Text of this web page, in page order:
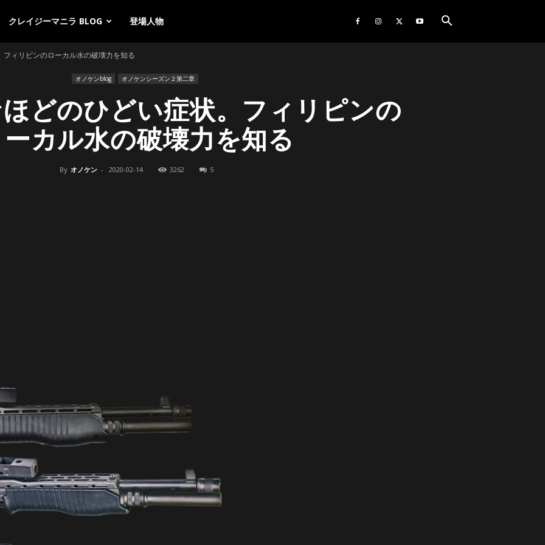
クレイジーマニラ BLOG 登場人物
ィリピンのローカル水の破壊力を知る
オノケンblog オノケンシーズン２第二章
どのひどい症状。フィリピンの
カル水の破壊力を知る
By オノケン - 2020-02-14 3262 5